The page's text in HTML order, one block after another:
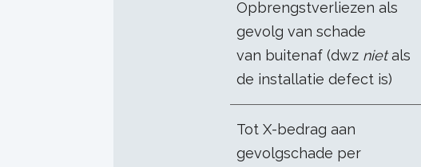
Opbrengstverliezen als
gevolg van schade
van buitenaf (dwz nietals
de installatie defect is)
Tot X-bedrag aan
gevolgschade per